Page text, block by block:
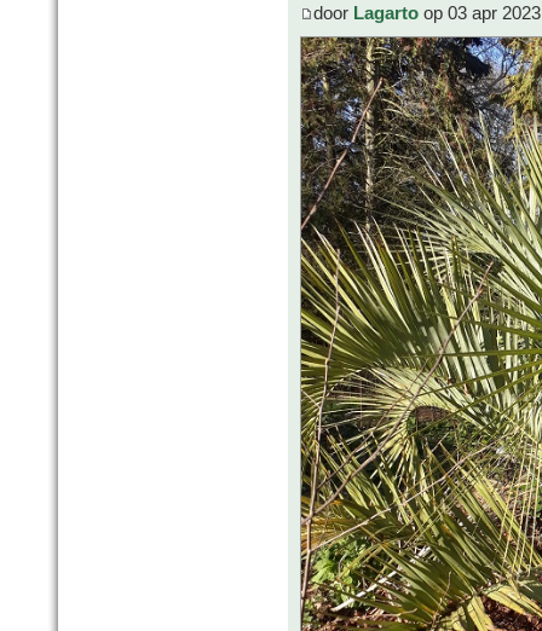
door Lagarto op 03 apr